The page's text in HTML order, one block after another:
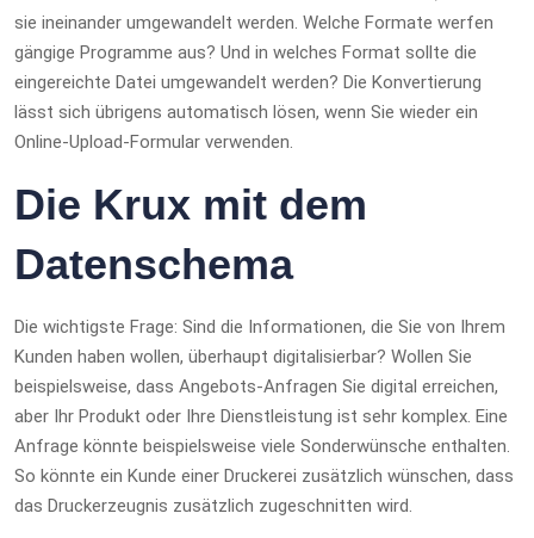
sie ineinander umgewandelt werden. Welche Formate werfen
gängige Programme aus? Und in welches Format sollte die
eingereichte Datei umgewandelt werden? Die Konvertierung
lässt sich übrigens automatisch lösen, wenn Sie wieder ein
Online-Upload-Formular verwenden.
Die Krux mit dem
Datenschema
Die wichtigste Frage: Sind die Informationen, die Sie von Ihrem
Kunden haben wollen, überhaupt digitalisierbar? Wollen Sie
beispielsweise, dass Angebots-Anfragen Sie digital erreichen,
aber Ihr Produkt oder Ihre Dienstleistung ist sehr komplex. Eine
Anfrage könnte beispielsweise viele Sonderwünsche enthalten.
So könnte ein Kunde einer Druckerei zusätzlich wünschen, dass
das Druckerzeugnis zusätzlich zugeschnitten wird.